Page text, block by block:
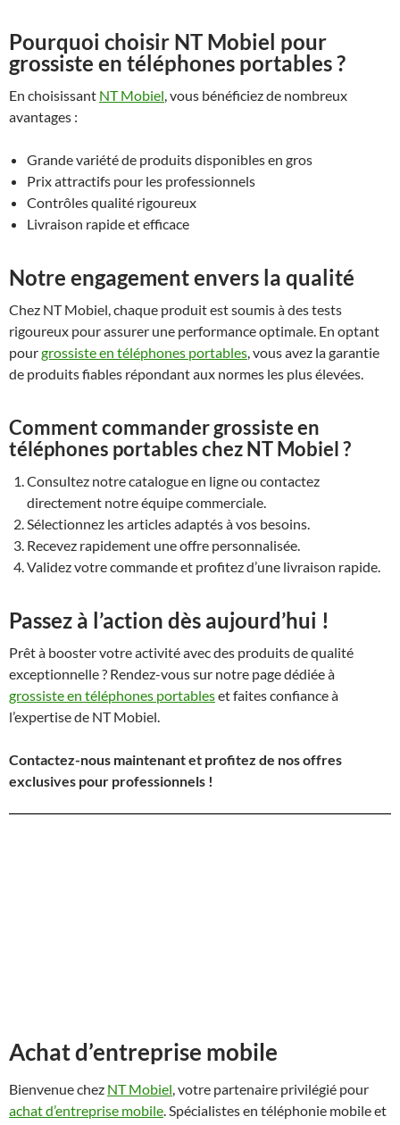
Pourquoi choisir NT Mobiel pour
grossiste en téléphones portables ?
En choisissant NT Mobiel, vous bénéficiez de nombreux
avantages :
Grande variété de produits disponibles en gros
Prix attractifs pour les professionnels
Contrôles qualité rigoureux
Livraison rapide et efficace
Notre engagement envers la qualité
Chez NT Mobiel, chaque produit est soumis à des tests
rigoureux pour assurer une performance optimale. En optant
pourgrossiste en téléphones portables, vous avez la garantie
de produits fiables répondant aux normes les plus élevées.
Comment commander grossiste en
téléphones portables chez NT Mobiel ?
Consultez notre catalogue en ligne ou contactez
directement notre équipe commerciale.
Sélectionnez les articles adaptés à vos besoins.
Recevez rapidement une offre personnalisée.
Validez votre commande et profitez d’une livraison rapide.
Passez à l’action dès aujourd’hui !
Prêt à booster votre activité avec des produits de qualité
exceptionnelle ? Rendez-vous sur notre page dédiée à
grossiste en téléphones portableset faites confiance à
l’expertise de NT Mobiel.
Contactez-nous maintenant et profitez de nos offres
exclusives pour professionnels !
Achat d’entreprise mobile
Bienvenue chez NT Mobiel, votre partenaire privilégié pour
achat d’entreprise mobile. Spécialistes en téléphonie mobile et